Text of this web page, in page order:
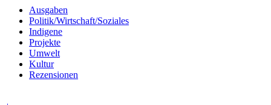
Ausgaben
Politik/Wirtschaft/Soziales
Indigene
Projekte
Umwelt
Kultur
Rezensionen